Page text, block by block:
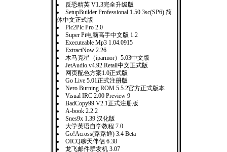
反恐精英 V1.3完全升级版
SetupBuilder Professional 1.50.3sc(SP6) 简
体中文正式版
Pic2Pic Pro 2.0
Super Pi电脑高手中文版 1.2
Executeable Mp3 1.04.0915
ExtractNow 2.26
木马克星（iparmor）5.03中文版
JetAudio.v4.92.Retail中文正式版
网页配色方案1.0正式版
Go Live 5.01正式注册版
Nero Burning ROM 5.5.2官方正式版本
Visual IRC 2.00 Preview 9
BadCopy99 V2.1正式注册版
A-book 2.2.2
Snes9x 1.39 汉化版
大学英语自学教程 7.0
Go!Across(路路通) 3.4 Beta
OICQ聊天伴侣 6.38
龙飞邮件群发机 3.07